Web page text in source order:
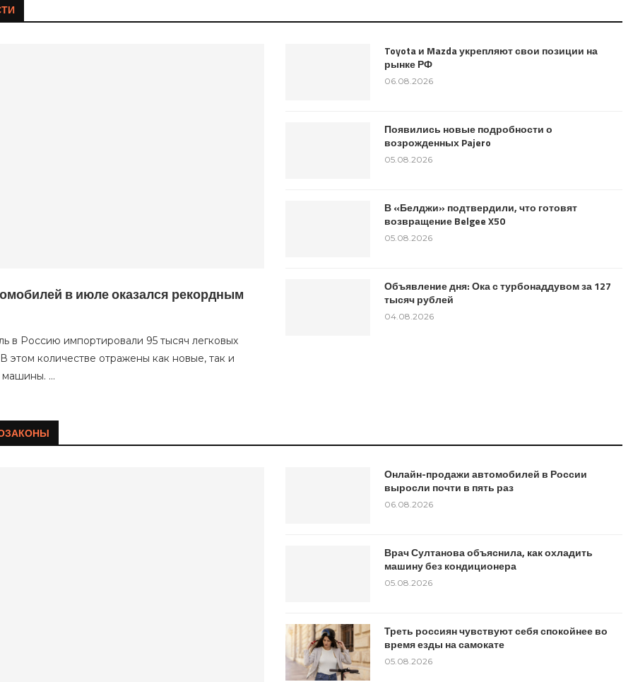
в июле оказался рекордным
в Россию импортировали 95 тысяч легковых
этом количестве отражены как новые, так и
…
Toyota и Mazda укрепляют свои позиции на
рынке РФ
06.08.2026
Появились новые подробности о
возрожденных Pajero
05.08.2026
В «Белджи» подтвердили, что готовят
возвращение Belgee X50
05.08.2026
Объявление дня: Ока с турбонаддувом за 127
тысяч рублей
04.08.2026
Онлайн-продажи автомобилей в России
выросли почти в пять раз
06.08.2026
Врач Султанова объяснила, как охладить
машину без кондиционера
05.08.2026
Треть россиян чувствуют себя спокойнее во
время езды на самокате
05.08.2026